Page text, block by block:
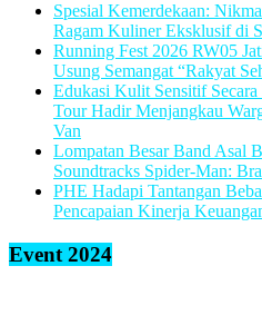
Spesial Kemerdekaan:
Ragam Kuliner Eksklusif di
Running Fest 2026 RW05
Usung Semangat “Rakyat
Edukasi Kulit Sensitif
Tour Hadir Menjangkau
Van
Lompatan Besar Band Asal
Soundtracks Spider-Man:
PHE Hadapi Tantangan
Pencapaian Kinerja
Event 2024